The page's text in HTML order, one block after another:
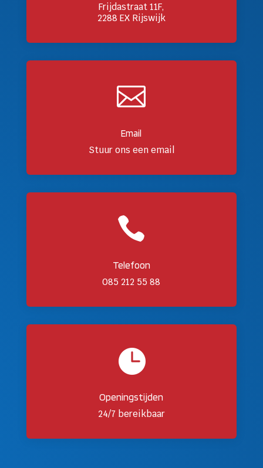
Frijdastraat 11F,
2288 EX Rijswijk

Email
Stuur ons een email

Telefoon
085 212 55 88

Openingstijden
24/7 bereikbaar